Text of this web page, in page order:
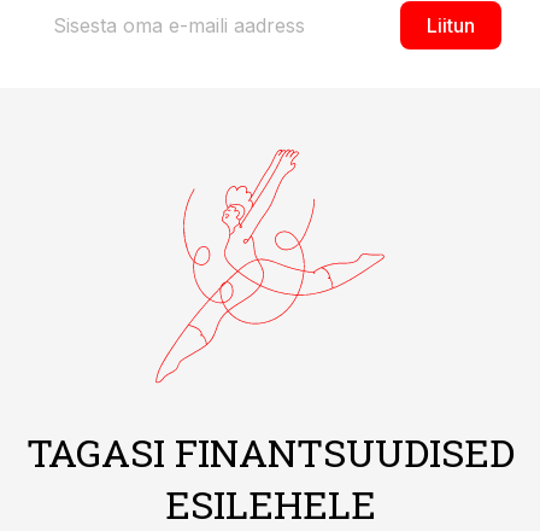
Liitun
TAGASI FINANTSUUDISED
ESILEHELE